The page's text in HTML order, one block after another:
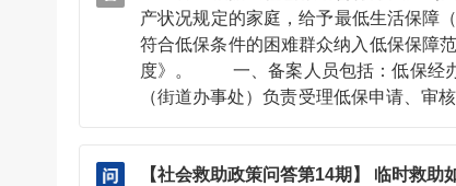
产状况规定的家庭，给予最低生活保
符合低保条件的困难群众纳入低保保障
度》。 一、备案人员包括：低保经办
（街道办事处）负责受理低保申请、
告”指低保相关工作人员无论是否有近
【社会救助政策问答第14期】 临时救助